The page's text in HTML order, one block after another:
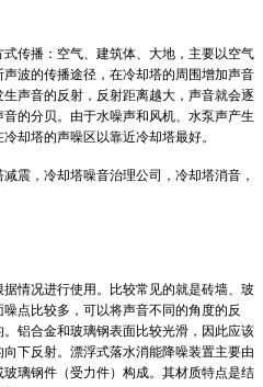
传播：空气、建筑体、大地，主要以空气
波的传播途径，在冷却塔的周围增加声音
声音的反射，反射距离越大，声音就会逐
的分贝。由于水噪声和风机、水泵声产生
却塔的声噪区以靠近冷却塔最好。
震，冷却塔噪音治理公司，冷却塔消音，
情况进行使用。比较常见的就是砖墙、玻
点比较多，可以将声音不同的角度的反
铝合金和玻璃钢表面比较光滑，因此应该
下反射。漂浮式落水消能降噪装置主要由
璃钢件（受力件）构成。其材质特点是结